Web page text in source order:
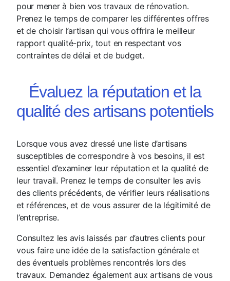
pour mener à bien vos travaux de rénovation.
Prenez le temps de comparer les différentes offres
et de choisir l’artisan qui vous offrira le meilleur
rapport qualité-prix, tout en respectant vos
contraintes de délai et de budget.
Évaluez la réputation et la
qualité des artisans potentiels
Lorsque vous avez dressé une liste d’artisans
susceptibles de correspondre à vos besoins, il est
essentiel d’examiner leur réputation et la qualité de
leur travail. Prenez le temps de consulter les avis
des clients précédents, de vérifier leurs réalisations
et références, et de vous assurer de la légitimité de
l’entreprise.
Consultez les avis laissés par d’autres clients pour
vous faire une idée de la satisfaction générale et
des éventuels problèmes rencontrés lors des
travaux. Demandez également aux artisans de vous